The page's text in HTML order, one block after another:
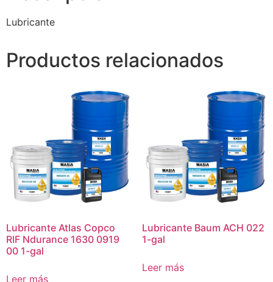
Lubricante
Productos relacionados
Lubricante Atlas Copco
RIF Ndurance 1630 0919
00 1-gal
Leer más
Lubricante Baum ACH 022
1-gal
Leer más